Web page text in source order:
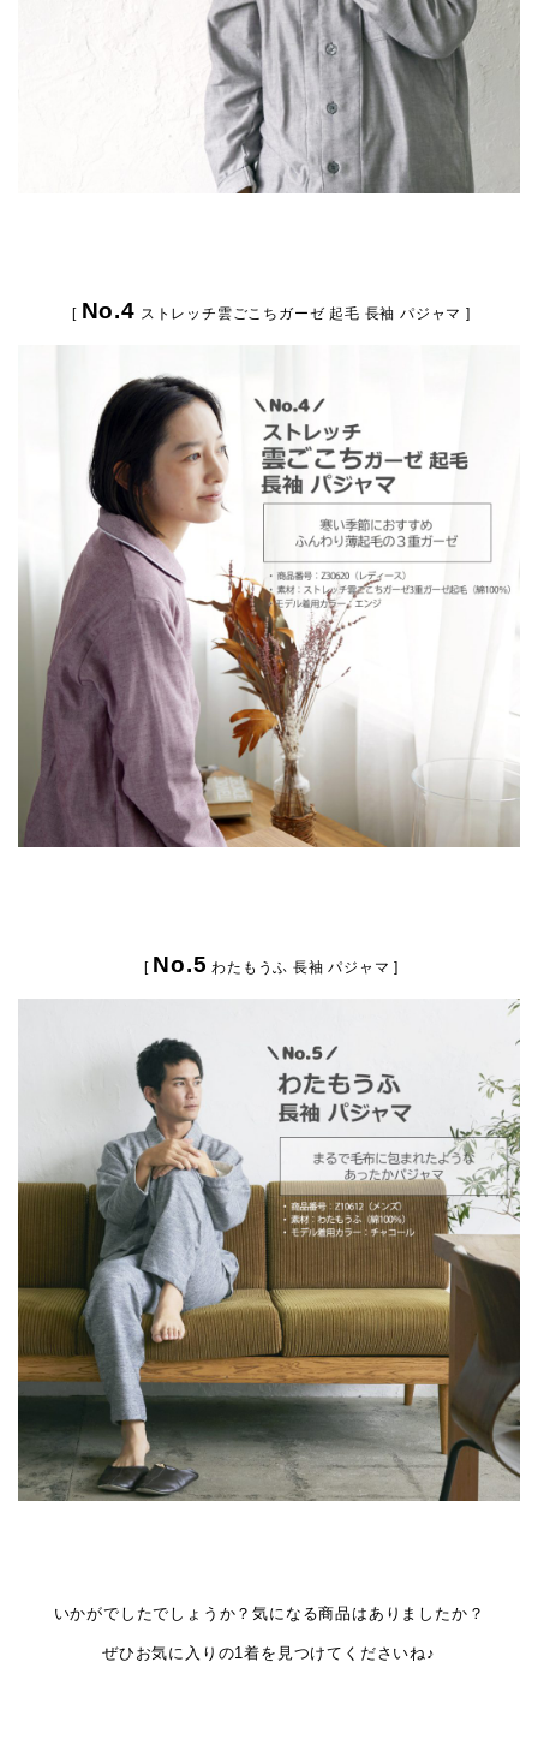
[ No.4 ストレッチ雲ごこちガーゼ 起毛 長袖 パジャマ ]
[ No.5 わたもうふ 長袖 パジャマ ]
いかがでしたでしょうか？気になる商品はありましたか？
ぜひお気に入りの1着を見つけてくださいね♪